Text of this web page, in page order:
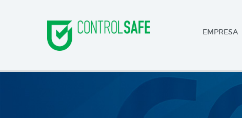
EMPRESA